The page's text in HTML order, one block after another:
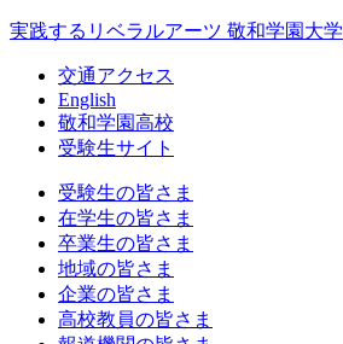
実践するリベラルアーツ 敬和学園大学
交通アクセス
English
敬和学園高校
受験生サイト
受験生の皆さま
在学生の皆さま
卒業生の皆さま
地域の皆さま
企業の皆さま
高校教員の皆さま